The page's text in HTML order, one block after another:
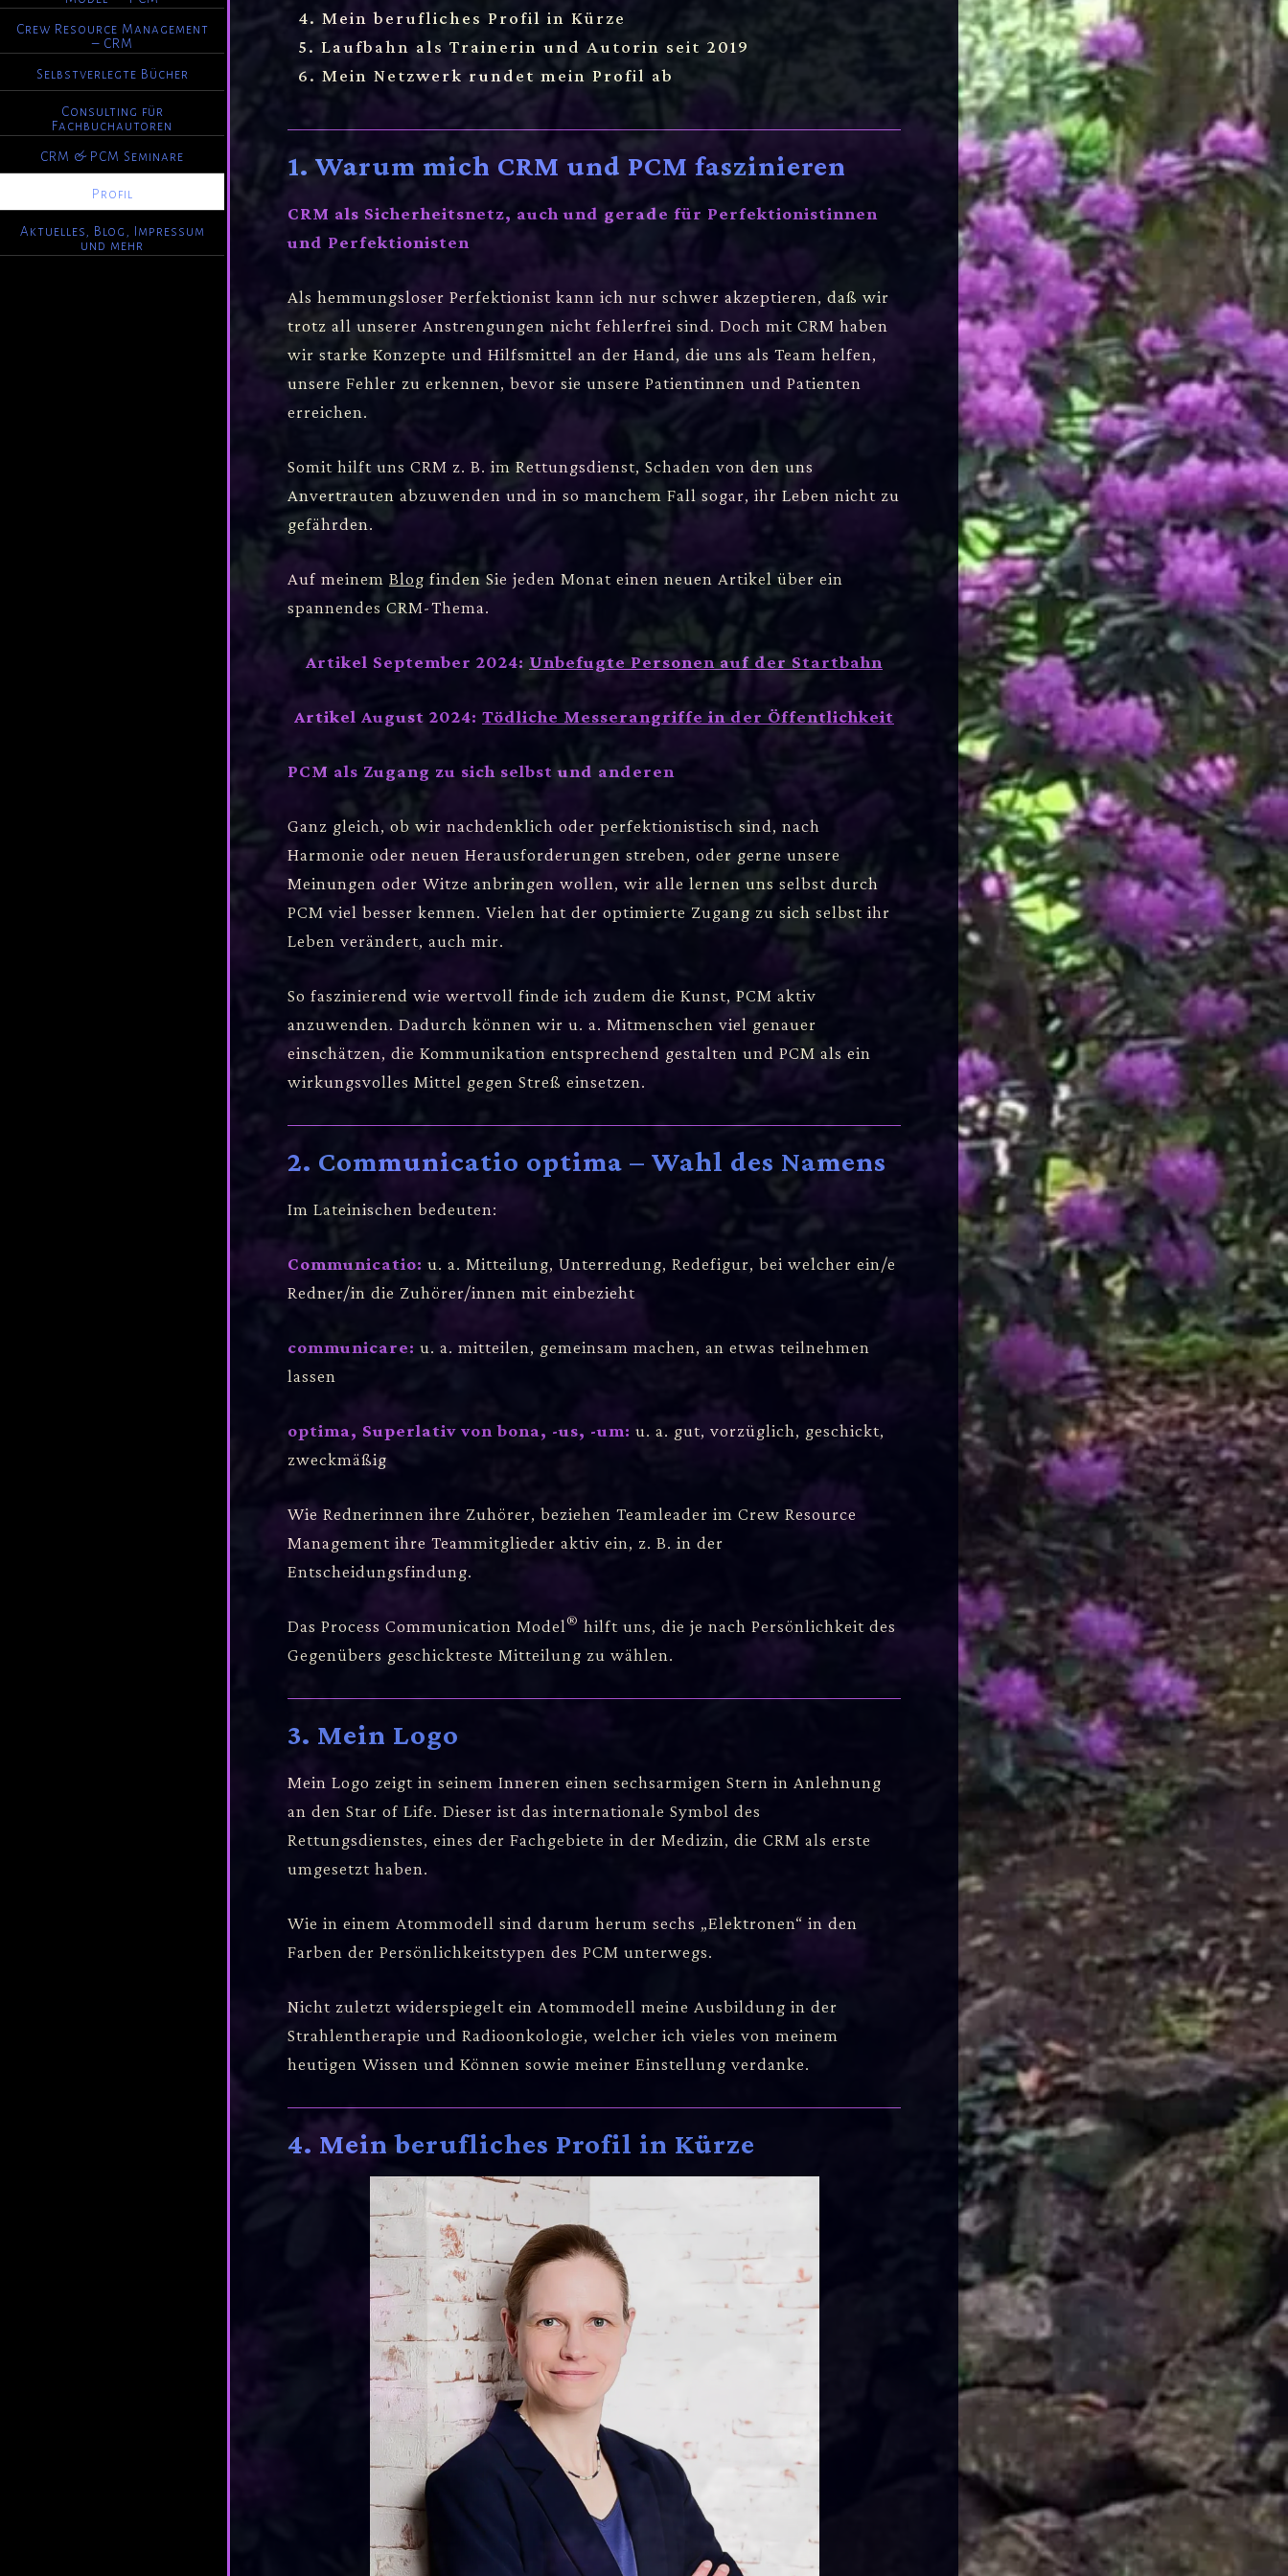
Crew Resource Management
– CRM
Selbstverlegte Bücher
Consulting für
Fachbuchautoren
CRM & PCM Seminare
Profil
Aktuelles, Blog, Impressum
und mehr
4. Mein berufliches Profil in Kürze
5. Laufbahn als Trainerin und Autorin seit 2019
6. Mein Netzwerk rundet mein Profil ab
1. Warum mich CRM und PCM faszinieren
CRM als Sicherheitsnetz, auch und gerade für Perfektionistinnen
und Perfektionisten
Als hemmungsloser Perfektionist kann ich nur schwer akzeptieren, daß wir
trotz all unserer Anstrengungen nicht fehlerfrei sind. Doch mit CRM haben
wir starke Konzepte und Hilfsmittel an der Hand, die uns als Team helfen,
unsere Fehler zu erkennen, bevor sie unsere Patientinnen und Patienten
erreichen.
Somit hilft uns CRM z. B. im Rettungsdienst, Schaden von den uns
Anvertrauten abzuwenden und in so manchem Fall sogar, ihr Leben nicht zu
gefährden.
Auf meinem Blog finden Sie jeden Monat einen neuen Artikel über ein
spannendes CRM-Thema.
Artikel September 2024: Unbefugte Personen auf der Startbahn
Artikel August 2024: Tödliche Messerangriffe in der Öffentlichkeit
PCM als Zugang zu sich selbst und anderen
Ganz gleich, ob wir nachdenklich oder perfektionistisch sind, nach
Harmonie oder neuen Herausforderungen streben, oder gerne unsere
Meinungen oder Witze anbringen wollen, wir alle lernen uns selbst durch
PCM viel besser kennen. Vielen hat der optimierte Zugang zu sich selbst ihr
Leben verändert, auch mir.
So faszinierend wie wertvoll finde ich zudem die Kunst, PCM aktiv
anzuwenden. Dadurch können wir u. a. Mitmenschen viel genauer
einschätzen, die Kommunikation entsprechend gestalten und PCM als ein
wirkungsvolles Mittel gegen Streß einsetzen.
2. Communicatio optima – Wahl des Namens
Im Lateinischen bedeuten:
Communicatio: u. a. Mitteilung, Unterredung, Redefigur, bei welcher ein/e
Redner/in die Zuhörer/innen mit einbezieht
communicare: u. a. mitteilen, gemeinsam machen, an etwas teilnehmen
lassen
optima, Superlativ von bona, -us, -um: u. a. gut, vorzüglich, geschickt,
zweckmäßig
Wie Rednerinnen ihre Zuhörer, beziehen Teamleader im Crew Resource
Management ihre Teammitglieder aktiv ein, z. B. in der
Entscheidungsfindung.
Das Process Communication Model ® hilft uns, die je nach Persönlichkeit des
Gegenübers geschickteste Mitteilung zu wählen.
3. Mein Logo
Mein Logo zeigt in seinem Inneren einen sechsarmigen Stern in Anlehnung
an den Star of Life. Dieser ist das internationale Symbol des
Rettungsdienstes, eines der Fachgebiete in der Medizin, die CRM als erste
umgesetzt haben.
Wie in einem Atommodell sind darum herum sechs „Elektronen“ in den
Farben der Persönlichkeitstypen des PCM unterwegs.
Nicht zuletzt widerspiegelt ein Atommodell meine Ausbildung in der
Strahlentherapie und Radioonkologie, welcher ich vieles von meinem
heutigen Wissen und Können sowie meiner Einstellung verdanke.
4. Mein berufliches Profil in Kürze